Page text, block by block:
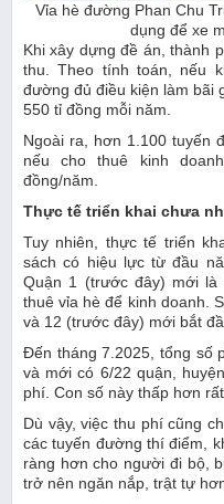
Vỉa hè đường Phan Chu
dụng để xe
Khi xây dựng đề án, thành
thu. Theo tính toán, nếu
đường đủ điều kiện làm bãi
550 tỉ đồng mỗi năm.
Ngoài ra, hơn 1.100 tuyến
nếu cho thuê kinh
đồng/năm.
Thực tế triển khai chưa
Tuy nhiên, thực tế triển
sách có hiệu lực từ đầu
Quận 1 (trước đây) mới
thuê vỉa hè để kinh doanh.
và 12 (trước đây) mới bắt
Đến tháng 7.2025, tổng số
và mới có 6/22 quận,
phí. Con số này thấp hơn
Dù vậy, việc thu phí cũng
các tuyến đường thí điểm,
ràng hơn cho người đi bộ,
trở nên ngăn nắp, trật tự